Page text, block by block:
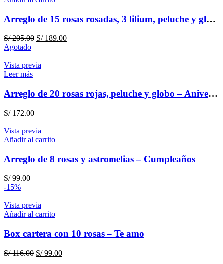
Arreglo de 15 rosas rosadas, 3 lilium, peluche y globo – Cumpleaños
S/205.00 El
era:
S/189.00El
Agotado
Vista previa
Leer más
Arreglo de 20 rosas rojas, peluche y globo – Aniversario
S/172.00
Vista previa
Añadir al carrito
Arreglo de 8 rosas y astromelias – Cumpleaños
S/99.00
-15%
Vista previa
Añadir al carrito
Box cartera con 10 rosas – Te amo
S/116.00 El
S/99.00El